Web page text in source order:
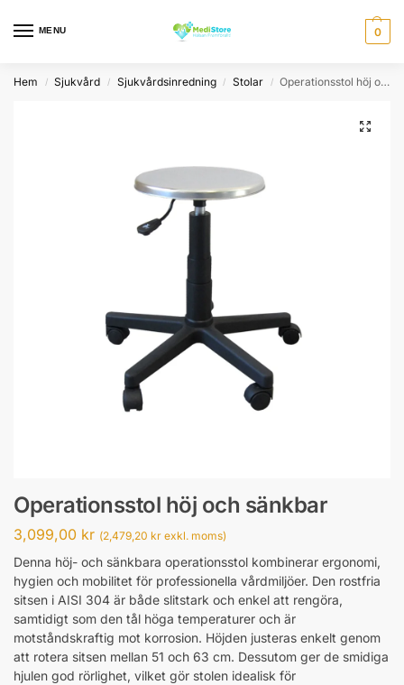
MENU 0
Hem / Sjukvård / Sjukvårdsinredning / Stolar / Operationsstol höj och sänkbar
Operationsstol höj och sänkbar
3,099,00 kr (2,479,20 kr exkl. moms)
Denna höj- och sänkbara operationsstol kombinerar ergonomi,
hygien och mobilitet för professionella vårdmiljöer. Den rostfria
sitsen i AISI 304 är både slitstark och enkel att rengöra,
samtidigt som den tål höga temperaturer och är
motståndskraftig mot korrosion. Höjden justeras enkelt genom
att rotera sitsen mellan 51 och 63 cm. Dessutom ger de smidiga
hjulen god rörlighet, vilket gör stolen idealisk för